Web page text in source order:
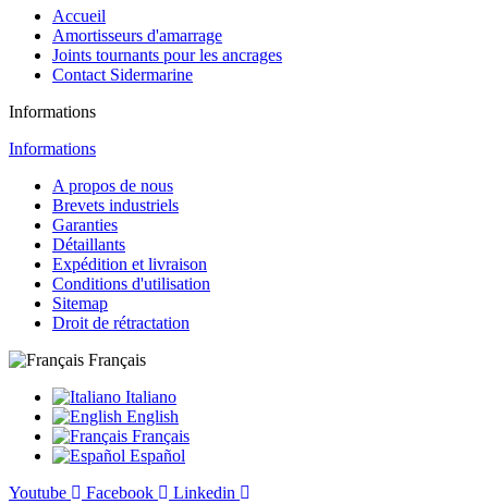
Accueil
Amortisseurs d'amarrage
Joints tournants pour les ancrages
Contact Sidermarine
Informations
Informations
A propos de nous
Brevets industriels
Garanties
Détaillants
Expédition et livraison
Conditions d'utilisation
Sitemap
Droit de rétractation
Français
Italiano
English
Français
Español
Youtube
Facebook Linkedin